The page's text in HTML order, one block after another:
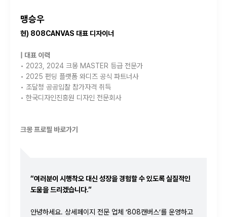
맹승우
현) 808CANVAS 대표 디자이너
| 대표 이력
• 2023, 2024 크몽 MASTER 등급 전문가
• 2025 펀딩 플랫폼 와디즈 공식 파트너사
• 조달청 공공입찰 참가자격 취득
• 한국디자인진흥원 디자인 전문회사
크몽 프로필 바로가기
“여러분이 시행착오 대신 성장을 경험할 수 있도록 실질적인
도움을 드리겠습니다.”
안녕하세요. 상세페이지 전문 업체 ‘808캔버스’를 운영하고